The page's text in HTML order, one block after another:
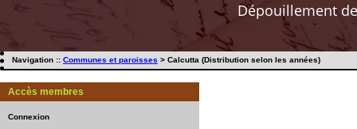
Dépouillement
Navigation :: Communes et paroisses > Calcutta (Distribution selon les années)
Accès membres
Connexion